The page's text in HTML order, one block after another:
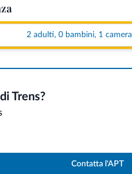
2 adulti, 0 bambini, 1 camera
Trens?
Contatta l'APT